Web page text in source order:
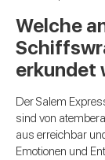
Welche
erkundet
Der Salem
sind von
aus erreichbar
Emotionen und